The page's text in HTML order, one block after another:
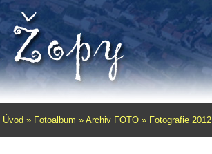
Úvod » Fotoalbum » Archiv FOTO » Fotografie 2012